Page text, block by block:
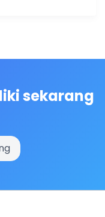
sekarang